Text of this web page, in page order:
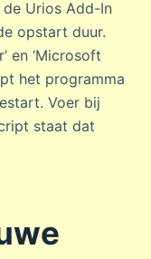
Urios Add-In
opstart duur.
en ‘Microsoft
het programma
Voer bij
staat dat